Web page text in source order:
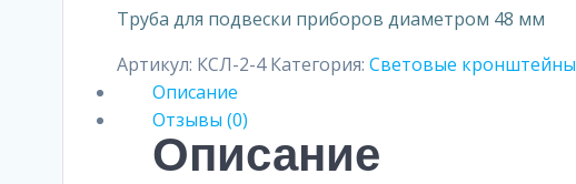
Труба для подвески приборов диаметром 48 мм
Артикул: КСЛ-2-4 Категория: Световые кронштейны
Описание
Отзывы (0)
Описание